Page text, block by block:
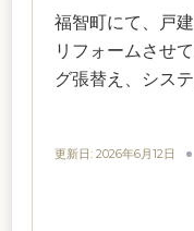
福智町にて、戸
リフォームさせ
グ張替え、シス
更新日: 2026年6月12日